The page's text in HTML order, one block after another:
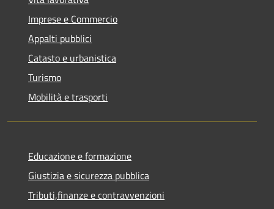
Imprese e Commercio
Appalti pubblici
Catasto e urbanistica
Turismo
Mobilità e trasporti
Educazione e formazione
Giustizia e sicurezza pubblica
Tributi,finanze e contravvenzioni